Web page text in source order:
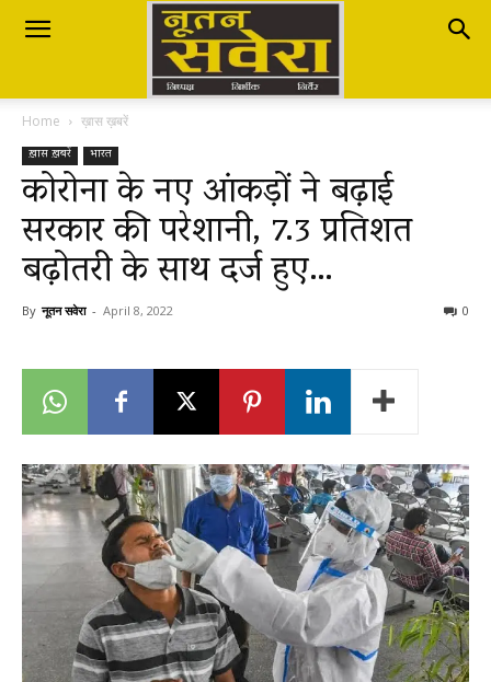
Nutan
Savera
नूतन
सवेरा
Breaking
LIVE
Home ख़ास ख़बरें
ख़ास ख़बरें भारत
कोरोना के नए आंकड़ों ने बढ़ाई
सरकार की परेशानी, 7.3 प्रतिशत
बढ़ोतरी के साथ दर्ज हुए…
By नूतन सवेरा - April 8, 2022 0